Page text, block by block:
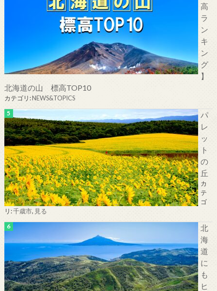
高
ラ
ン
キ
ン
グ
】
北海道の山 標高TOP10
カテゴリ:NEWS&TOPICS
パ
レ
ッ
ト
の
丘
カ
テ
ゴ
リ:千歳市, 見る
北
海
道
に
も
ヒ